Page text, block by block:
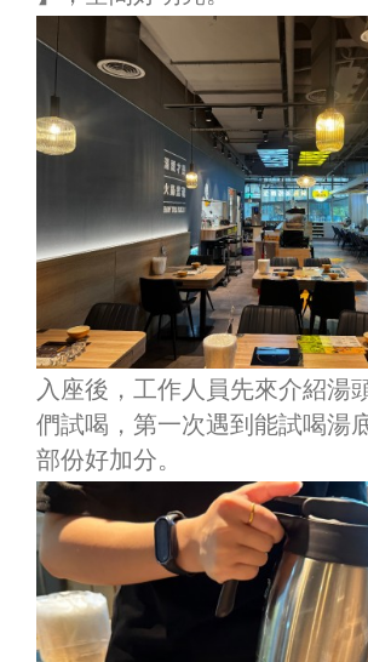
入座後，工作人員先來介紹湯
們試喝，第一次遇到能試喝湯
部份好加分。